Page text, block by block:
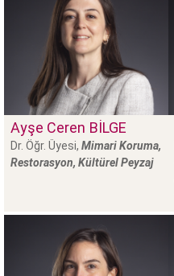
Ayşe Ceren BİLGE
Dr. Öğr. Üyesi, Mimari Koruma,
Restorasyon, Kültürel Peyzaj